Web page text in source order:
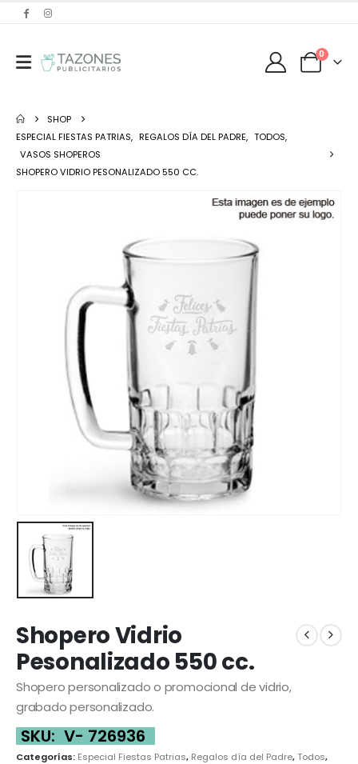
0
SHOP
ESPECIAL FIESTAS PATRIAS, REGALOS DÍA DEL PADRE, TODOS,
VASOS SHOPEROS
SHOPERO VIDRIO PESONALIZADO 550 CC.
Shopero Vidrio
Pesonalizado 550 cc.
Shopero personalizado o promocional de vidrio,
grabado personalizado.
SKU: V- 726936
Categorías: Especial Fiestas Patrias, Regalos día del Padre,Todos,